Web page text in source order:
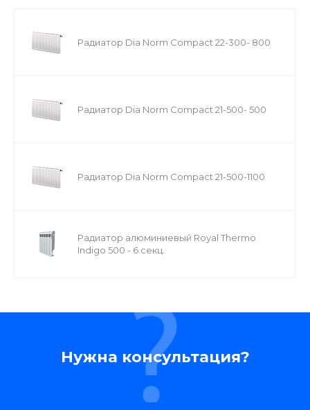
Радиатор Dia Norm Compact 22-300- 800
Радиатор Dia Norm Compact 21-500- 500
Радиатор Dia Norm Compact 21-500-1100
Радиатор алюминиевый Royal Thermo
Indigo 500 - 6 секц.
Нужна консультация?